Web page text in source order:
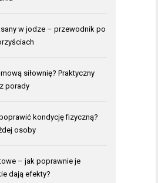
w jodze – przewodnik po
siłownię? Praktyczny
porady
kondycję fizyczną?
osoby
– jak poprawnie je
dają efekty?